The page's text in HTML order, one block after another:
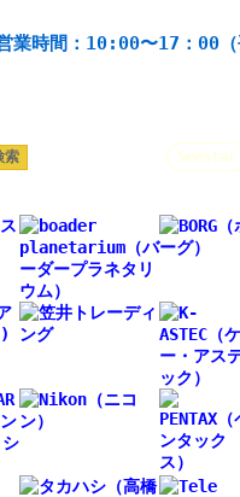
業時間：10:00〜17：00（
Seestar